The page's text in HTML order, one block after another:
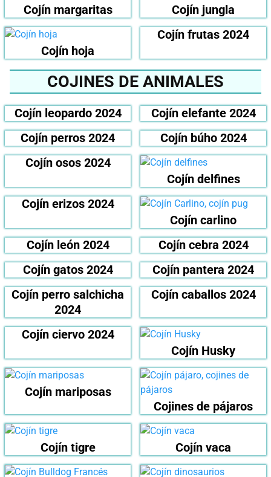
Cojín margaritas Cojín jungla
Cojín hoja
Cojín frutas 2024
COJINES DE ANIMALES
Cojín leopardo 2024
Cojín elefante 2024
Cojín perros 2024
Cojín búho 2024
Cojín osos 2024
Cojín delfines
Cojín erizos 2024
Cojín carlino
Cojín león 2024
Cojín cebra 2024
Cojín gatos 2024
Cojín pantera 2024
Cojín perro salchicha
2024
Cojín caballos 2024
Cojín ciervo 2024
Cojín Husky
Cojín mariposas
Cojines de pájaros
Cojín tigre Cojín vaca